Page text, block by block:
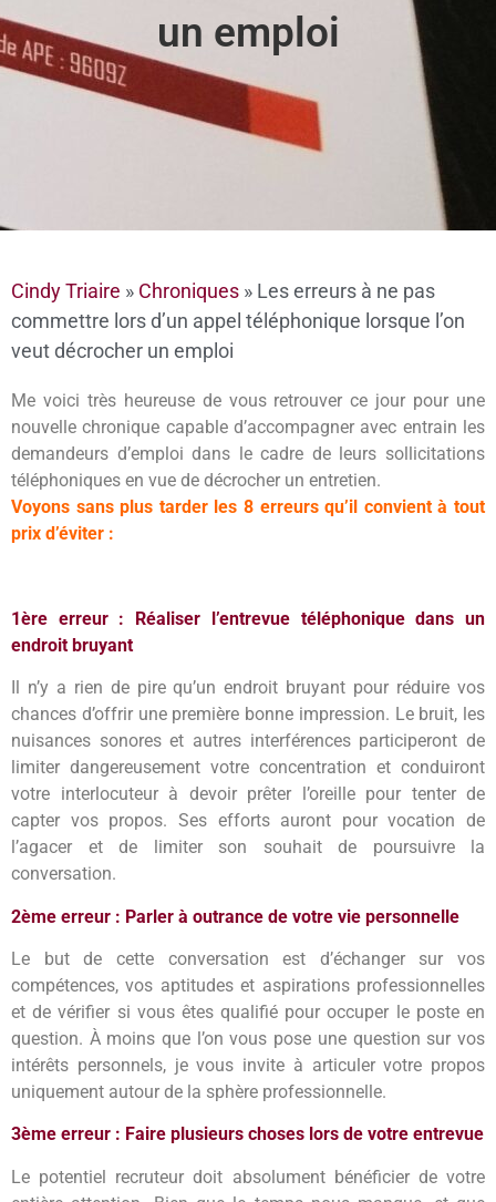
un emploi
Cindy Triaire » Chroniques » Les erreurs à ne pas
commettre lors d’un appel téléphonique lorsque l’on
veut décrocher un emploi
Me voici très heureuse de vous retrouver ce jour pour une
nouvelle chronique capable d’accompagner avec entrain les
demandeurs d’emploi dans le cadre de leurs sollicitations
téléphoniques en vue de décrocher un entretien.
Voyons sans plus tarder les 8 erreurs qu’il convient à tout
prix d’éviter :
1ère erreur : Réaliser l’entrevue téléphonique dans un
endroit bruyant
Il n’y a rien de pire qu’un endroit bruyant pour réduire vos
chances d’offrir une première bonne impression. Le bruit, les
nuisances sonores et autres interférences participeront de
limiter dangereusement votre concentration et conduiront
votre interlocuteur à devoir prêter l’oreille pour tenter de
capter vos propos. Ses efforts auront pour vocation de
l’agacer et de limiter son souhait de poursuivre la
conversation.
2ème erreur : Parler à outrance de votre vie personnelle
Le but de cette conversation est d’échanger sur vos
compétences, vos aptitudes et aspirations professionnelles
et de vérifier si vous êtes qualifié pour occuper le poste en
question. À moins que l’on vous pose une question sur vos
intérêts personnels, je vous invite à articuler votre propos
uniquement autour de la sphère professionnelle.
3ème erreur : Faire plusieurs choses lors de votre entrevue
Le potentiel recruteur doit absolument bénéficier de votre